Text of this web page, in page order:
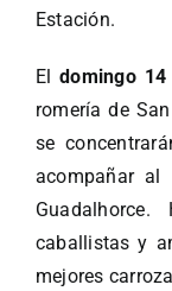
Estación.
Eldomingo
romería de
se
acompañar
caballistas y
mejores